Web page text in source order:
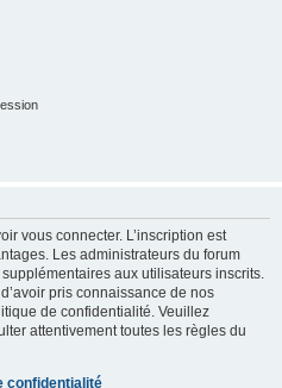
vous connecter. L’inscription est
Les administrateurs du forum
aux utilisateurs inscrits.
pris connaissance de nos
de confidentialité. Veuillez
attentivement toutes les règles du
confidentialité